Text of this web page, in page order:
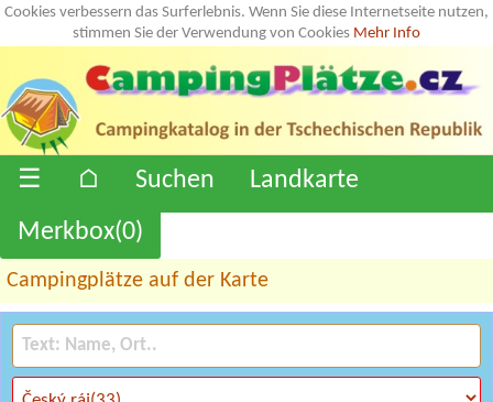
Cookies verbessern das Surferlebnis. Wenn Sie diese Internetseite nutzen,
stimmen Sie der Verwendung von Cookies Mehr Info
☰ ⌂ Suchen
Landkarte
Merkbox(0)
Campingplätze auf der Karte